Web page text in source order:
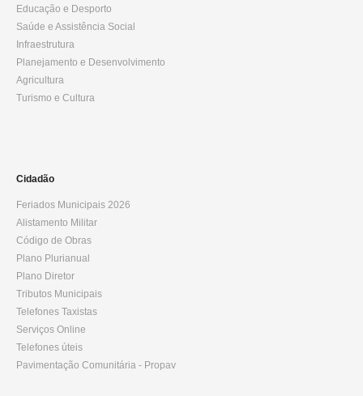
Educação e Desporto
Saúde e Assistência Social
Infraestrutura
Planejamento e Desenvolvimento
Agricultura
Turismo e Cultura
Cidadão
Feriados Municipais 2026
Alistamento Militar
Código de Obras
Plano Plurianual
Plano Diretor
Tributos Municipais
Telefones Taxistas
Serviços Online
Telefones úteis
Pavimentação Comunitária - Propav